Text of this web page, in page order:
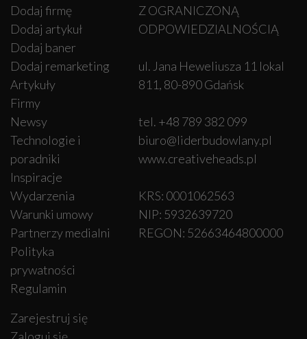
Dodaj firmę
Dodaj artykuł
Dodaj baner
Dodaj remarketing
Artykuły
Firmy
Newsy
Technologie i
poradniki
Inspiracje
Wydarzenia
Warunki umowy
Partnerzy medialni
Polityka
prywatności
Regulamin
Zarejestruj się
Zaloguj się
Z OGRANICZONĄ
ODPOWIEDZIALNOŚCIĄ
ul. Jana Heweliusza 11 lokal
811, 80-890 Gdańsk
tel. +48 789 382 099
biuro@liderbudowlany.pl
www.creativeheads.pl
KRS: 0001062563
NIP: 5932639720
REGON: 52663464800000